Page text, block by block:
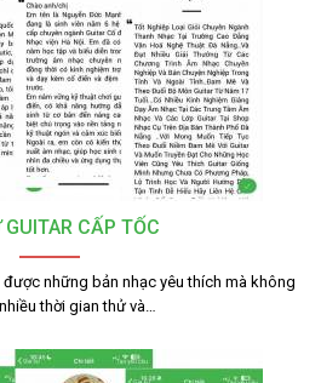
GUITAR CẤP TỐC
những bản nhạc yêu thích mà không
thời gian thử và…